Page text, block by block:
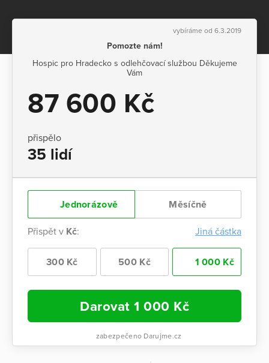
vybíráme od 6.3.2019
Pomozte nám!
Hospic pro Hradecko s odlehčovací službou Děkujeme
Vám
87 600 Kč
přispělo
35 lidí
Jednorázově Měsíčně
Přispět v Kč: Jiná částka
300 Kč 500 Kč 1 000 Kč
Darovat 1 000 Kč
zabezpečeno Darujme.cz